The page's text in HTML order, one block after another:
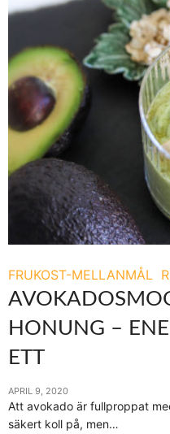
FRUKOST-MELLANMÅL
HONUNG –
ETT
APRIL 9, 2020
Att avokado är fullproppat
säkert koll på, men…